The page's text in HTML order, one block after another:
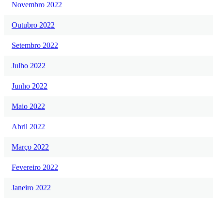
Novembro 2022
Outubro 2022
Setembro 2022
Julho 2022
Junho 2022
Maio 2022
Abril 2022
Março 2022
Fevereiro 2022
Janeiro 2022